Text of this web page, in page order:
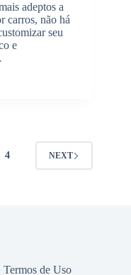
adeptos a
carros, não há
seu
e
4 NEXT
Termos de Uso